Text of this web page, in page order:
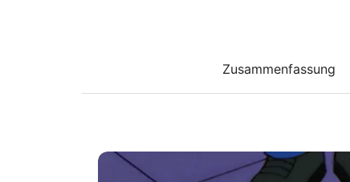
Zusammenfassung